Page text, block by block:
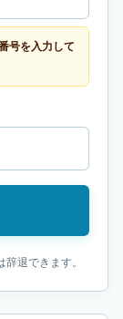
号を入力して
退できます。